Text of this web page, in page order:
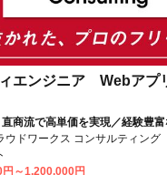
エンジニア Webア
直商流で高単価を実現／経験豊
を多数保有
ウドワークス コンサルティング
～1,200,000円